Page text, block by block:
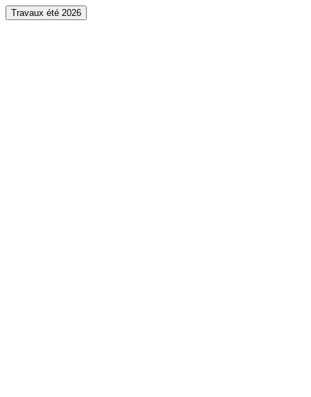
Travaux été 2026